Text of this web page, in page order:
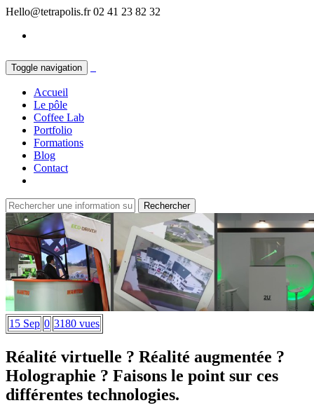
Hello@tetrapolis.fr 02 41 23 82 32
Toggle navigation
Accueil
Le pôle
Coffee Lab
Portfolio
Formations
Blog
Contact
15 Sep 0 3180 vues
Réalité virtuelle ? Réalité augmentée ?
Holographie ? Faisons le point sur ces
différentes technologies.